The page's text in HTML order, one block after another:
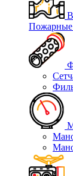
Пожарные